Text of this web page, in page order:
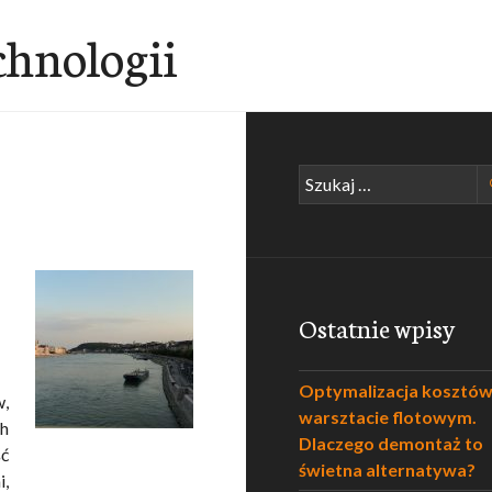
Szukaj:
Ostatnie wpisy
Optymalizacja
warsztacie flotowym.
Dlaczego demontaż to
świetna alternatywa?